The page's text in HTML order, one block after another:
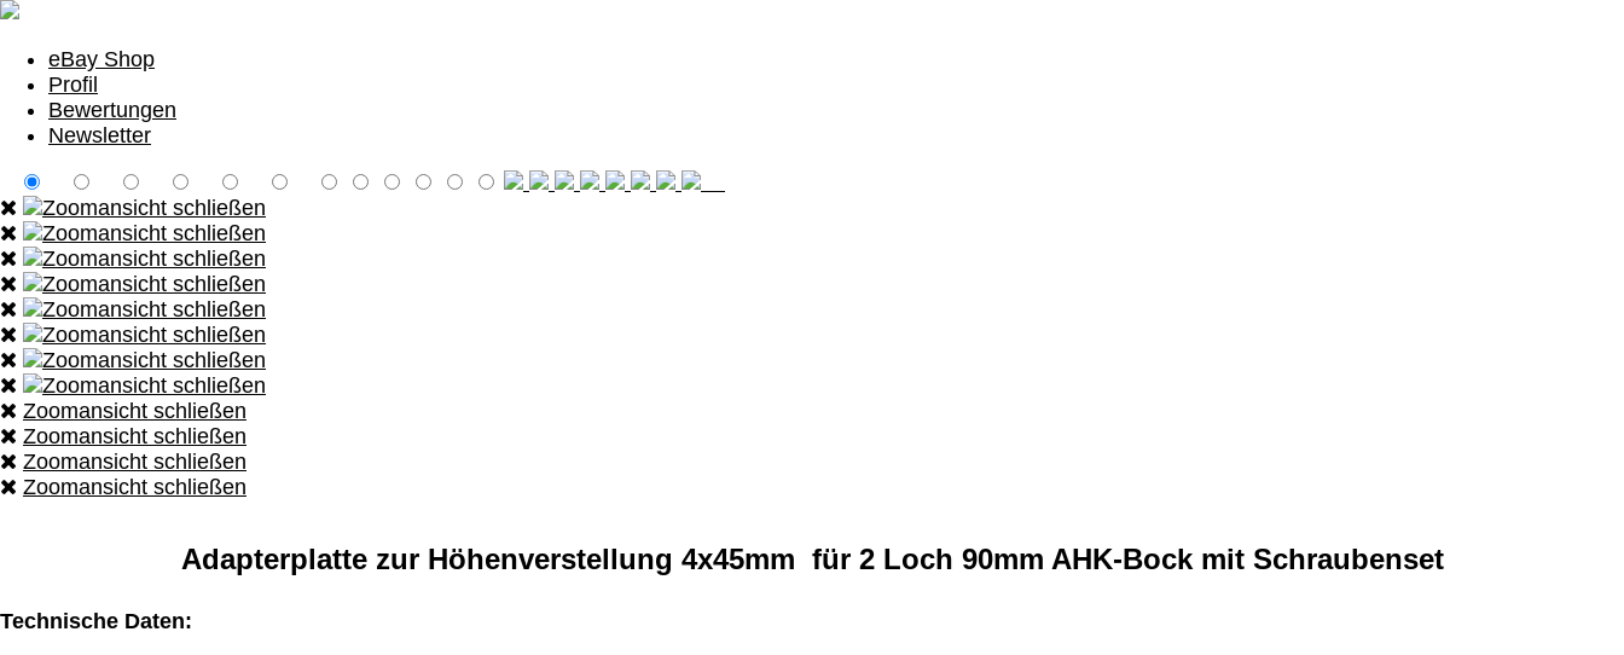
eBay Shop
Profil
Bewertungen
Newsletter
Zoomansicht schließen
Zoomansicht schließen
Zoomansicht schließen
Zoomansicht schließen
Zoomansicht schließen
Zoomansicht schließen
Zoomansicht schließen
Zoomansicht schließen
Zoomansicht schließen
Zoomansicht schließen
Zoomansicht schließen
Zoomansicht schließen
Adapterplatte zur Höhenverstellung 4x45mm für 2 Loch 90mm AHK-Bock mit Schraubenset
Technische Daten: